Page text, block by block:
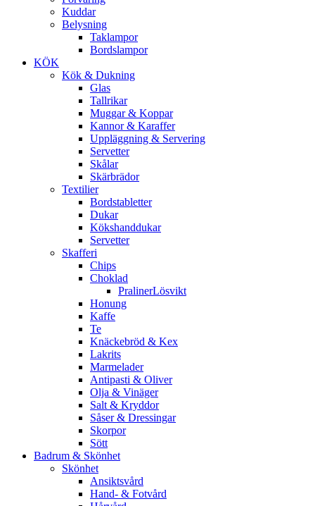
Kuddar
Belysning
Taklampor
Bordslampor
KÖK
Kök & Dukning
Glas
Tallrikar
Muggar & Koppar
Kannor & Karaffer
Uppläggning & Servering
Servetter
Skålar
Skärbrädor
Textilier
Bordstabletter
Dukar
Kökshanddukar
Servetter
Skafferi
Chips
Choklad
PralinerLösvikt
Honung
Kaffe
Te
Knäckebröd & Kex
Lakrits
Marmelader
Antipasti & Oliver
Olja & Vinäger
Salt & Kryddor
Såser & Dressingar
Skorpor
Sött
Badrum & Skönhet
Skönhet
Ansiktsvård
Hand- & Fotvård